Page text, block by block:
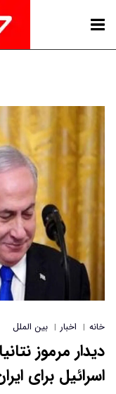
خانه | اخبار | بین الملل
دیدار مرموز
اسرائیل برای